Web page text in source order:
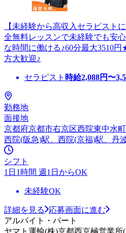
【未経験から高収入セラピスト
全無料レッスンで未経験でも安
な時間に働ける♪60分最大3510
方大歓迎♪
セラピスト 時給2,088円〜
勤務地
面接地
京都府京都市右京区西院東中水町
西院(阪急)駅、西院(京福)駅、丹
シフト
1日1時間 週1日からOK
未経験OK
詳細を見る
応募画面に進む
アルバイト・パート
ヤマト運輸(株)京都西京極営業所